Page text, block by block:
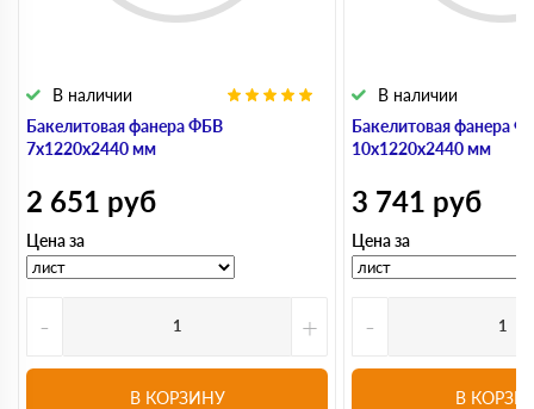
Бакелитовая фанера ФБВ
7х1220х2440 мм
В наличии
2 651 руб
Цена за
- +
В КОРЗИНУ
Бакелитовая фанера
10х1220х2440 мм
В наличии
3 741 руб
Цена за
-
В